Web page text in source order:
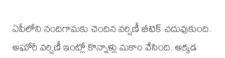
ఏపీలోని నందిగామకు చెందిన వర్షిణీ బీటెక్‌ చదువుకుంది.
అఘోరీ వర్షిణీ ఇంట్లో కొన్నాళ్లు మకాం వేసింది. అక్కడ